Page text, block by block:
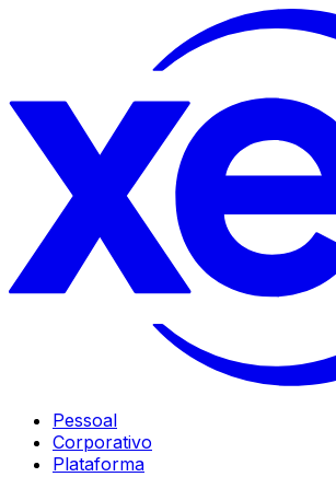
Pessoal
Corporativo
Plataforma